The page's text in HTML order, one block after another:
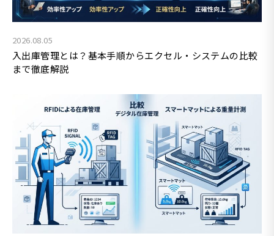
2026.08.05
入出庫管理とは？基本手順からエクセル・システムの比較
まで徹底解説